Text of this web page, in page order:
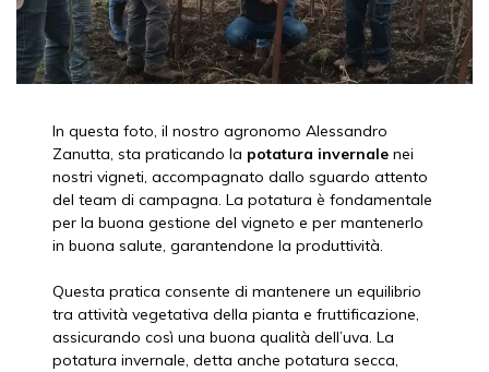
In questa foto, il nostro agronomo Alessandro
Zanutta, sta praticando la potatura invernale nei
nostri vigneti, accompagnato dallo sguardo attento
del team di campagna. La potatura è fondamentale
per la buona gestione del vigneto e per mantenerlo
in buona salute, garantendone la produttività.
Questa pratica consente di mantenere un equilibrio
tra attività vegetativa della pianta e fruttificazione,
assicurando così una buona qualità dell’uva. La
potatura invernale, detta anche potatura secca,